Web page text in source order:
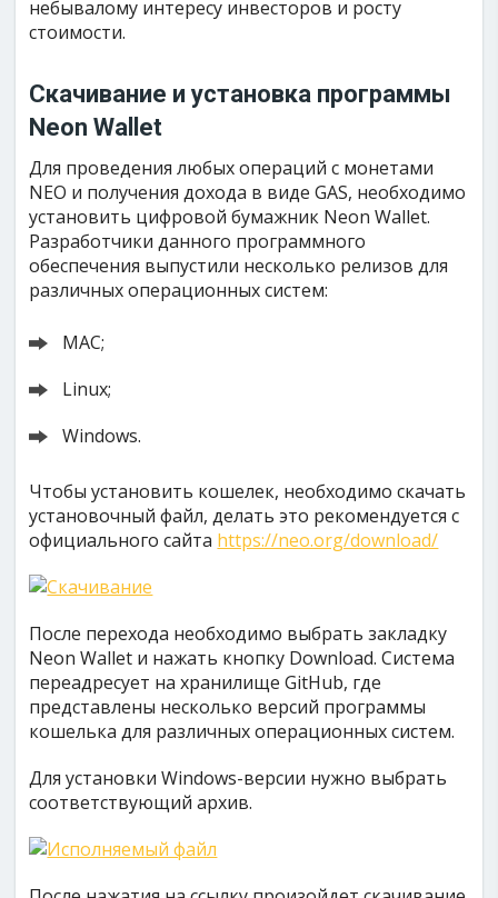
небывалому интересу инвесторов и росту
стоимости.
Скачивание и установка программы
Neon Wallet
Для проведения любых операций с монетами
NEO и получения дохода в виде GAS, необходимо
установить цифровой бумажник Neon Wallet.
Разработчики данного программного
обеспечения выпустили несколько релизов для
различных операционных систем:
MAC;
Linux;
Windows.
Чтобы установить кошелек, необходимо скачать
установочный файл, делать это рекомендуется с
официального сайта https://neo.org/download/
После перехода необходимо выбрать закладку
Neon Wallet и нажать кнопку Download. Система
переадресует на хранилище GitHub, где
представлены несколько версий программы
кошелька для различных операционных систем.
Для установки Windows-версии нужно выбрать
соответствующий архив.